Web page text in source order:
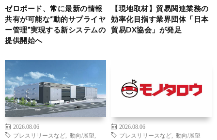
ゼロボード、常に最新の情報
共有が可能な“動的サプライヤ
ー管理”実現する新システムの
提供開始へ
【現地取材】貿易関連業務の
効率化目指す業界団体「日本
貿易DX協会」が発足
2026.08.06
プレスリリースなど
動向/展望
2026.08.06
プレスリリースなど
動向/展望